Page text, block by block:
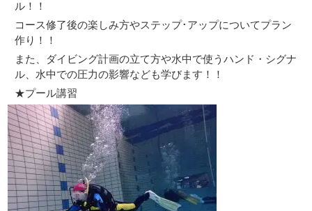
ル！！
コース修了後の楽しみ方やステップ･アップについてプラン
作り！！
また、ダイビング計画の立て方や水中で使うハンド・シグナ
ル、水中での圧力の影響なども学びます！！
★プール講習